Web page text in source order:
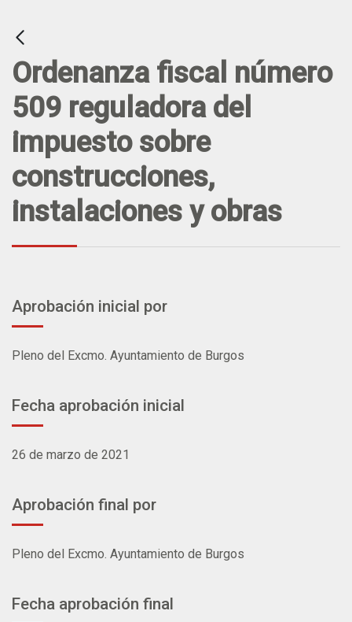
Ordenanza fiscal número
509 reguladora del
impuesto sobre
construcciones,
instalaciones y obras
Aprobación inicial por
Pleno del Excmo. Ayuntamiento de Burgos
Fecha aprobación inicial
26 de marzo de 2021
Aprobación final por
Pleno del Excmo. Ayuntamiento de Burgos
Fecha aprobación final